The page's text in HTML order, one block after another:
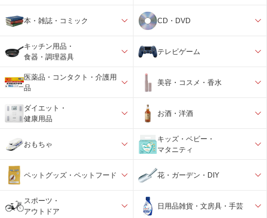
本・雑誌・コミック CD・DVD
キッチン用品・
食器・調理器具
テレビゲーム
医薬品・コンタクト・介護用
品
美容・コスメ・香水
ダイエット・
健康用品
お酒・洋酒
おもちゃ
キッズ・ベビー・
マタニティ
ペットグッズ・ペットフード 花・ガーデン・DIY
スポーツ・
アウトドア
日用品雑貨・文房具・手芸